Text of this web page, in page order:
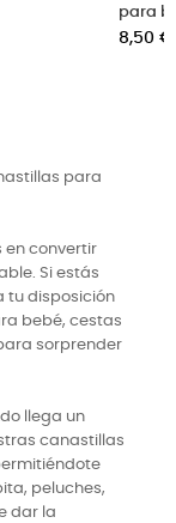
para
en convertir
Si estás
tu disposición
bebé, cestas
sorprender
llega un
canastillas
peluches,
dar la